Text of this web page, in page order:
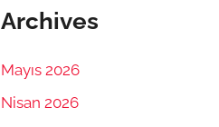
Archives
Mayıs 2026
Nisan 2026